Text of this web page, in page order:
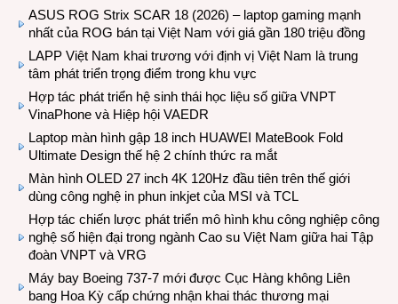
ASUS ROG Strix SCAR 18 (2026) – laptop gaming mạnh
nhất của ROG bán tại Việt Nam với giá gần 180 triệu đồng
LAPP Việt Nam khai trương với định vị Việt Nam là trung
tâm phát triển trọng điểm trong khu vực
Hợp tác phát triển hệ sinh thái học liệu số giữa VNPT
VinaPhone và Hiệp hội VAEDR
Laptop màn hình gập 18 inch HUAWEI MateBook Fold
Ultimate Design thế hệ 2 chính thức ra mắt
Màn hình OLED 27 inch 4K 120Hz đầu tiên trên thế giới
dùng công nghệ in phun inkjet của MSI và TCL
Hợp tác chiến lược phát triển mô hình khu công nghiệp công
nghệ số hiện đại trong ngành Cao su Việt Nam giữa hai Tập
đoàn VNPT và VRG
Máy bay Boeing 737-7 mới được Cục Hàng không Liên
bang Hoa Kỳ cấp chứng nhận khai thác thương mại